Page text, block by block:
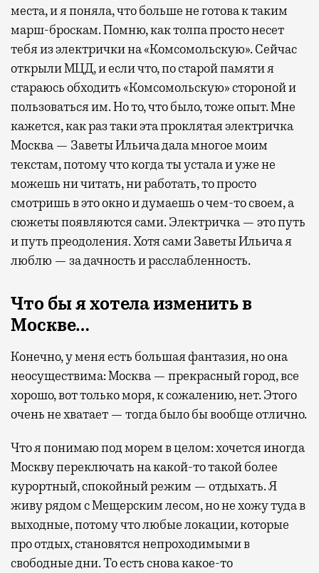
места, и я поняла, что больше не готова к таким
марш-броскам. Помню, как толпа просто несет
тебя из электрички на «Комсомольскую». Сейчас
открыли МЦД, и если что, по старой памяти я
стараюсь обходить «Комсомольскую» стороной и
пользоваться им. Но то, что было, тоже опыт. Мне
кажется, как раз таки эта проклятая электричка
Москва — Заветы Ильича дала многое моим
текстам, потому что когда ты устала и уже не
можешь ни читать, ни работать, то просто
смотришь в это окно и думаешь о чем-то своем, а
сюжеты появляются сами. Электричка — это путь
и путь преодоления. Хотя сами Заветы Ильича я
люблю — за дачность и расслабленность.
Что бы я хотела изменить в
Москве…
Конечно, у меня есть большая фантазия, но она
неосуществима: Москва — прекрасный город, все
хорошо, вот только моря, к сожалению, нет. Этого
очень не хватает — тогда было бы вообще отлично.
Что я понимаю под морем в целом: хочется иногда
Москву переключать на какой-то такой более
курортный, спокойный режим — отдыхать. Я
живу рядом с Мещерским лесом, но не хожу туда в
выходные, потому что любые локации, которые
про отдых, становятся непроходимыми в
свободные дни. То есть снова какое-то